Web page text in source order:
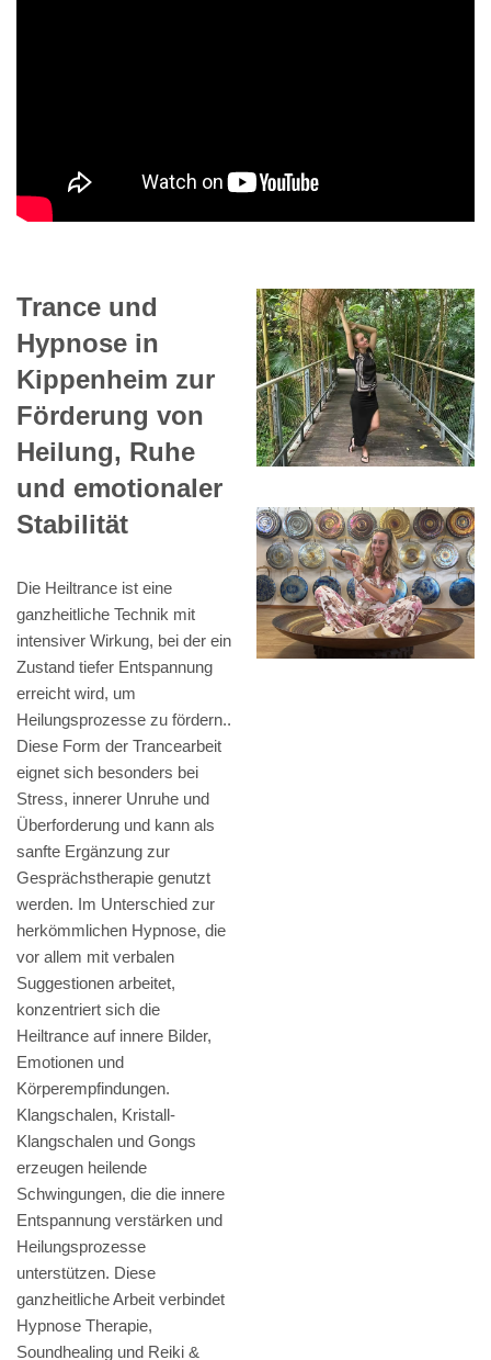
Trance und
Hypnose in
Kippenheim zur
Förderung von
Heilung, Ruhe
und emotionaler
Stabilität
Die Heiltrance ist eine
ganzheitliche Technik mit
intensiver Wirkung, bei der ein
Zustand tiefer Entspannung
erreicht wird, um
Heilungsprozesse zu fördern..
Diese Form der Trancearbeit
eignet sich besonders bei
Stress, innerer Unruhe und
Überforderung und kann als
sanfte Ergänzung zur
Gesprächstherapie genutzt
werden. Im Unterschied zur
herkömmlichen Hypnose, die
vor allem mit verbalen
Suggestionen arbeitet,
konzentriert sich die
Heiltrance auf innere Bilder,
Emotionen und
Körperempfindungen.
Klangschalen, Kristall-
Klangschalen und Gongs
erzeugen heilende
Schwingungen, die die innere
Entspannung verstärken und
Heilungsprozesse
unterstützen. Diese
ganzheitliche Arbeit verbindet
Hypnose Therapie,
Soundhealing und Reiki &